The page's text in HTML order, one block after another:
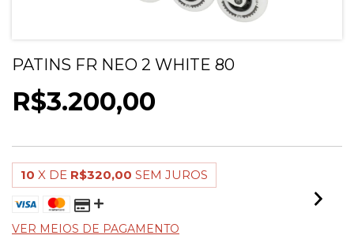
PATINS FR NEO 2 WHITE 80
R$3.200,00
10 X DE R$320,00 SEM JUROS
VER MEIOS DE PAGAMENTO